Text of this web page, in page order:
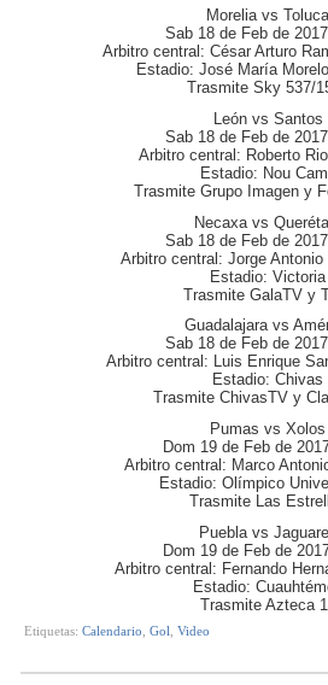
Morelia vs Toluca
Sab 18 de Feb de
Arbitro central: César Arturo
Estadio: José María
Trasmite Sky 537/
León vs Santos
Sab 18 de Feb de
Arbitro central: Roberto
Estadio: Nou
Trasmite Grupo Imagen y
Necaxa vs
Sab 18 de Feb de
Arbitro central: Jorge Antonio
Estadio: Victoria
Trasmite GalaTV y
Guadalajara vs
Sab 18 de Feb de
Arbitro central: Luis Enrique
Estadio: Chivas
Trasmite ChivasTV y
Pumas vs Xolos
Dom 19 de Feb de
Arbitro central: Marco
Estadio: Olímpico
Trasmite Las
Puebla vs
Dom 19 de Feb de
Arbitro central: Fernando
Estadio:
Trasmite Azteca
Etiquetas: Calendario, Gol, Video